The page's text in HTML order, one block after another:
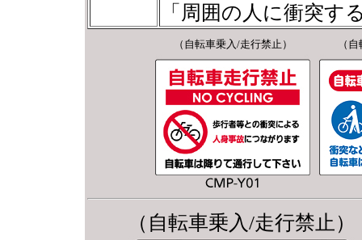
「周囲の人に衝突す
（自転車乗入/走行禁止） （
（自転車乗入/走行禁止）